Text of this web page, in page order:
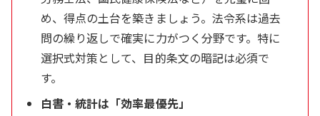
め、得点の土台を築きましょう。法令系は過去
問の繰り返しで確実に力がつく分野です。特に
選択式対策として、目的条文の暗記は必須で
す。
白書・統計は「効率最優先」